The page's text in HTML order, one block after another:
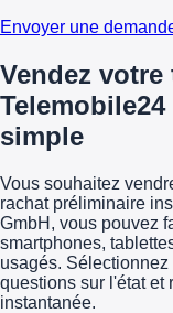
Envoyer une
Vendez
simple
Vous souhaitez
rachat préliminaire
GmbH, vous pouvez
smartphones,
usagés.
questions sur l'état et
instantanée.